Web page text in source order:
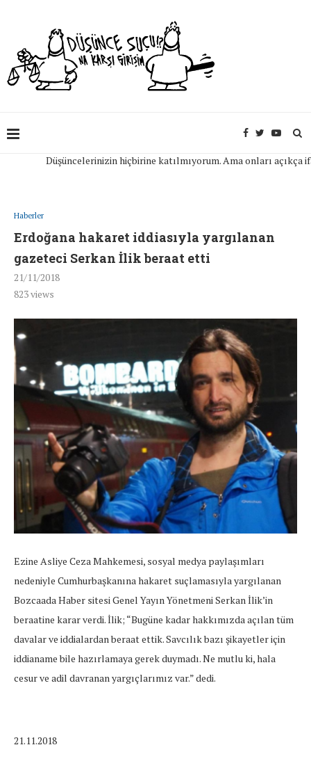
Düşüncelerinizin hiçbirine katılmıyorum. Ama onları açıkça ifade
Haberler
Erdoğana hakaret iddiasıyla yargılanan
gazeteci Serkan İlik beraat etti
21/11/2018
823views
Ezine Asliye Ceza Mahkemesi, sosyal medya paylaşımları
nedeniyle Cumhurbaşkanına hakaret suçlamasıyla yargılanan
Bozcaada Haber sitesi Genel Yayın Yönetmeni Serkan İlik’in
beraatine karar verdi. İlik; “Bugüne kadar hakkımızda açılan tüm
davalar ve iddialardan beraat ettik. Savcılık bazı şikayetler için
iddianame bile hazırlamaya gerek duymadı. Ne mutlu ki, hala
cesur ve adil davranan yargıçlarımız var.” dedi.
21.11.2018